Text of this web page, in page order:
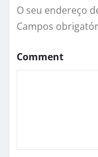
O seu endereço
Campos
Comment